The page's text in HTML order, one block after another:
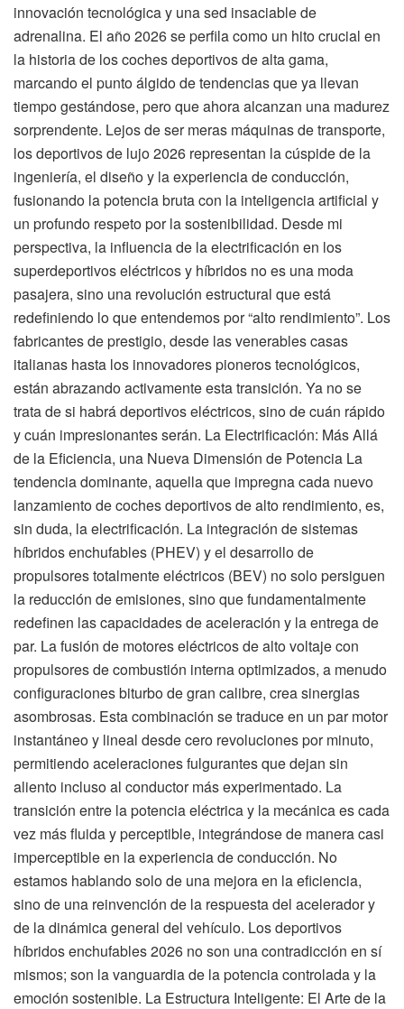
innovación tecnológica y una sed insaciable de
adrenalina. El año 2026 se perfila como un hito crucial en
la historia de los coches deportivos de alta gama,
marcando el punto álgido de tendencias que ya llevan
tiempo gestándose, pero que ahora alcanzan una madurez
sorprendente. Lejos de ser meras máquinas de transporte,
los deportivos de lujo 2026 representan la cúspide de la
ingeniería, el diseño y la experiencia de conducción,
fusionando la potencia bruta con la inteligencia artificial y
un profundo respeto por la sostenibilidad. Desde mi
perspectiva, la influencia de la electrificación en los
superdeportivos eléctricos y híbridos no es una moda
pasajera, sino una revolución estructural que está
redefiniendo lo que entendemos por “alto rendimiento”. Los
fabricantes de prestigio, desde las venerables casas
italianas hasta los innovadores pioneros tecnológicos,
están abrazando activamente esta transición. Ya no se
trata de si habrá deportivos eléctricos, sino de cuán rápido
y cuán impresionantes serán. La Electrificación: Más Allá
de la Eficiencia, una Nueva Dimensión de Potencia La
tendencia dominante, aquella que impregna cada nuevo
lanzamiento de coches deportivos de alto rendimiento, es,
sin duda, la electrificación. La integración de sistemas
híbridos enchufables (PHEV) y el desarrollo de
propulsores totalmente eléctricos (BEV) no solo persiguen
la reducción de emisiones, sino que fundamentalmente
redefinen las capacidades de aceleración y la entrega de
par. La fusión de motores eléctricos de alto voltaje con
propulsores de combustión interna optimizados, a menudo
configuraciones biturbo de gran calibre, crea sinergias
asombrosas. Esta combinación se traduce en un par motor
instantáneo y lineal desde cero revoluciones por minuto,
permitiendo aceleraciones fulgurantes que dejan sin
aliento incluso al conductor más experimentado. La
transición entre la potencia eléctrica y la mecánica es cada
vez más fluida y perceptible, integrándose de manera casi
imperceptible en la experiencia de conducción. No
estamos hablando solo de una mejora en la eficiencia,
sino de una reinvención de la respuesta del acelerador y
de la dinámica general del vehículo. Los deportivos
híbridos enchufables 2026 no son una contradicción en sí
mismos; son la vanguardia de la potencia controlada y la
emoción sostenible. La Estructura Inteligente: El Arte de la